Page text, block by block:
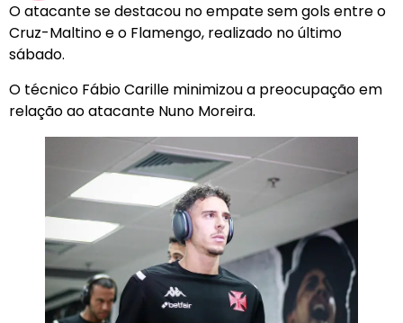
O atacante se destacou no empate sem gols entre o
Cruz-Maltino e o Flamengo, realizado no último
sábado.
O técnico Fábio Carille minimizou a preocupação em
relação ao atacante Nuno Moreira.